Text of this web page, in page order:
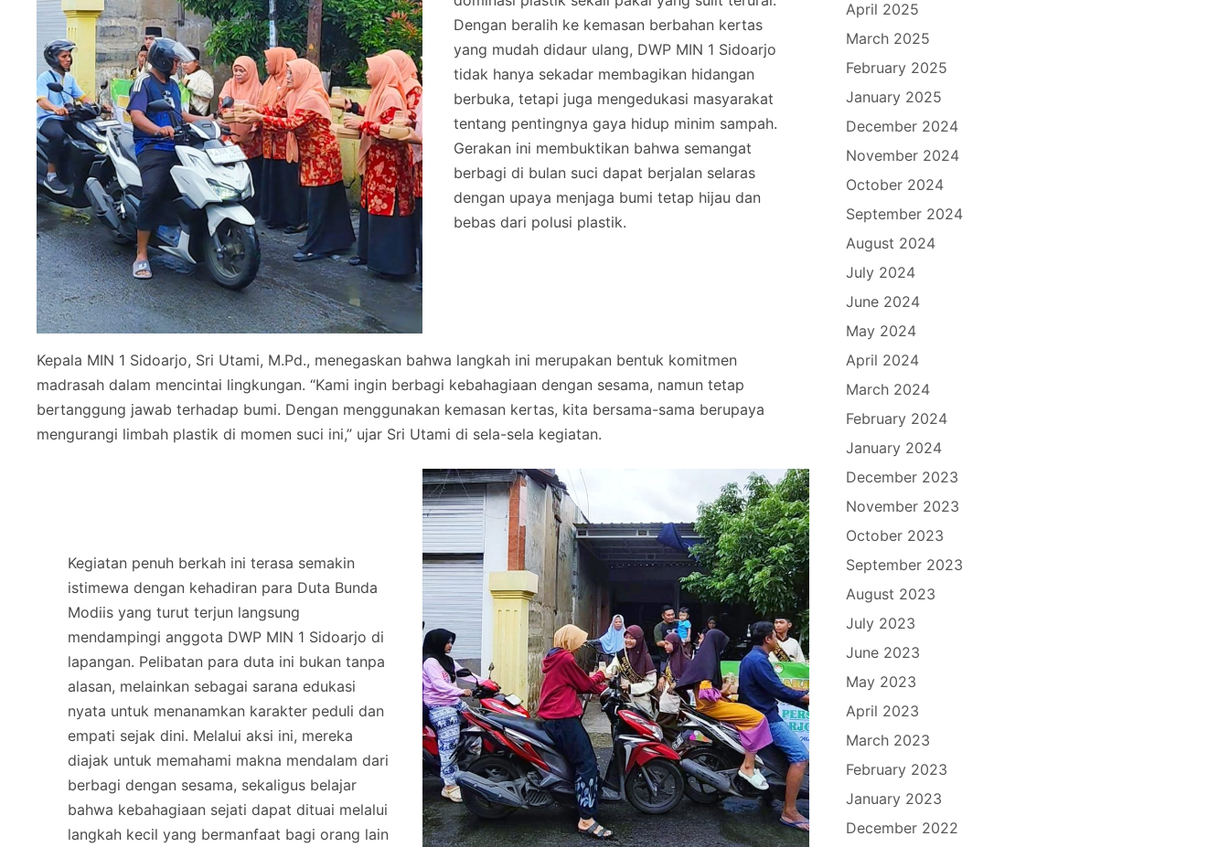
Dengan beralih ke kemasan berbahan kertas
yang mudah didaur ulang, DWP MIN 1 Sidoarjo
tidak hanya sekadar membagikan hidangan
berbuka, tetapi juga mengedukasi masyarakat
tentang pentingnya gaya hidup minim sampah.
Gerakan ini membuktikan bahwa semangat
berbagi di bulan suci dapat berjalan selaras
dengan upaya menjaga bumi tetap hijau dan
bebas dari polusi plastik.
Kepala MIN 1 Sidoarjo, Sri Utami, M.Pd., menegaskan bahwa langkah ini merupakan bentuk komitmen
madrasah dalam mencintai lingkungan. “Kami ingin berbagi kebahagiaan dengan sesama, namun tetap
bertanggung jawab terhadap bumi. Dengan menggunakan kemasan kertas, kita bersama-sama berupaya
mengurangi limbah plastik di momen suci ini,” ujar Sri Utami di sela-sela kegiatan.
Kegiatan penuh berkah ini terasa semakin
istimewa dengan kehadiran para Duta Bunda
Modiis yang turut terjun langsung
mendampingi anggota DWP MIN 1 Sidoarjo di
lapangan. Pelibatan para duta ini bukan tanpa
alasan, melainkan sebagai sarana edukasi
nyata untuk menanamkan karakter peduli dan
empati sejak dini. Melalui aksi ini, mereka
diajak untuk memahami makna mendalam dari
berbagi dengan sesama, sekaligus belajar
bahwa kebahagiaan sejati dapat dituai melalui
langkah kecil yang bermanfaat bagi orang lain
April 2025
March 2025
February 2025
January 2025
December 2024
November 2024
October 2024
September 2024
August 2024
July 2024
June 2024
May 2024
April 2024
March 2024
February 2024
January 2024
December 2023
November 2023
October 2023
September 2023
August 2023
July 2023
June 2023
May 2023
April 2023
March 2023
February 2023
January 2023
December 2022